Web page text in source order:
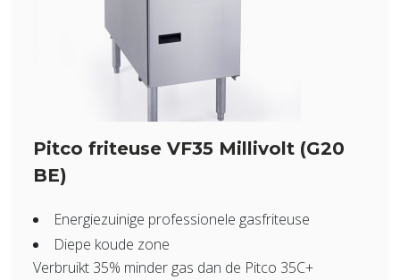
Pitco friteuse VF35 Millivolt (G20
BE)
Energiezuinige professionele gasfriteuse
Diepe koude zone
Verbruikt 35% minder gas dan de Pitco 35C+